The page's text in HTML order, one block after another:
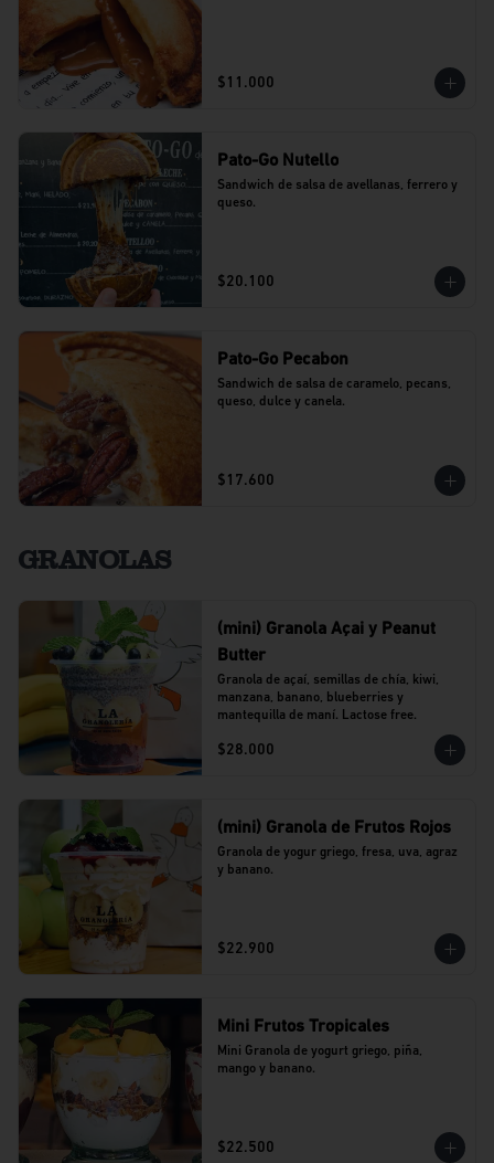
$11.000
Pato-Go Nutello
Sandwich de salsa de avellanas, ferrero y
queso.
$20.100
Pato-Go Pecabon
Sandwich de salsa de caramelo, pecans,
queso, dulce y canela.
$17.600
GRANOLAS
(mini) Granola Açai y Peanut
Butter
Granola de açaí, semillas de chía, kiwi,
manzana, banano, blueberries y
mantequilla de maní. Lactose free.
$28.000
(mini) Granola de Frutos Rojos
Granola de yogur griego, fresa, uva, agraz
y banano.
$22.900
Mini Frutos Tropicales
Mini Granola de yogurt griego, piña,
mango y banano.
$22.500